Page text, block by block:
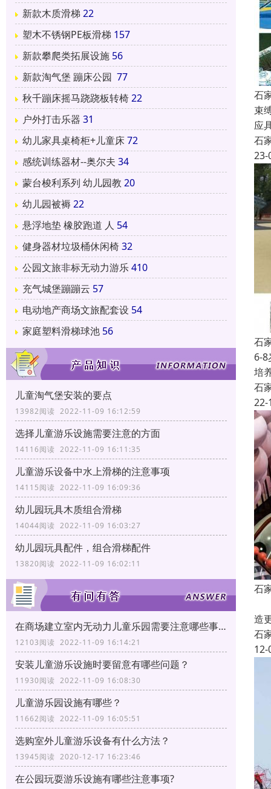
新款木质滑梯 22
塑木不锈钢PE板滑梯 157
新款攀爬类拓展设施 56
新款淘气堡 蹦床公园 77
秋千蹦床摇马跷跷板转椅22
户外打击乐器 31
幼儿家具桌椅柜+儿童床72
感统训练器材--奥尔夫 34
蒙台梭利系列 幼儿园教 20
幼儿园被褥 22
悬浮地垫 橡胶跑道 人 54
健身器材垃圾桶休闲椅32
公园文旅非标无动力游乐410
充气城堡蹦蹦云 57
电动地产商场文旅配套设 54
家庭塑料滑梯球池 56
儿童淘气堡安装的要点
13982阅读 2022-11-09 16:12:59
选择儿童游乐设施需要注意的方面
14116阅读 2022-11-09 16:11:35
儿童游乐设备中水上滑梯的注意事项
14115阅读 2022-11-09 16:09:36
幼儿园玩具木质组合滑梯
14044阅读 2022-11-09 16:03:27
幼儿园玩具配件，组合滑梯配件
13820阅读 2022-11-09 16:02:11
在商场建立室内无动力儿童乐园需要注意哪些事项?
12103阅读 2022-11-09 16:14:21
安装儿童游乐设施时要留意有哪些问题？
11930阅读 2022-11-09 16:08:30
儿童游乐园设施有哪些？
11662阅读 2022-11-09 16:05:51
选购室外儿童游乐设备有什么方法？
13945阅读 2020-12-17 16:23:46
在公园玩耍游乐设施有哪些注意事项?
石
束
应
石
23-
石
6-
培
石
22-
石
造
石
12-